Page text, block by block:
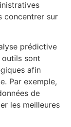
concentrer sur
prédictive
outils sont
afin
Par exemple,
de
les meilleures